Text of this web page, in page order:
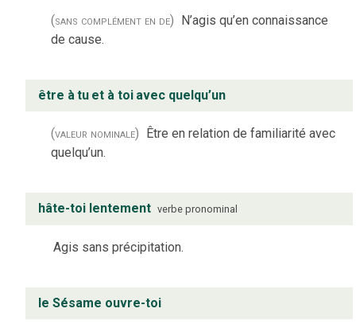
(sans complément en de)
N’agis qu’en connaissance
de cause.
être àtu et à toi avec quelqu’un
(valeur nominale)
Être en relation de familiarité avec
quelqu’un.
hâte-toi lentement verbe pronominal
Agis sans précipitation.
le Sésame ouvre-toi